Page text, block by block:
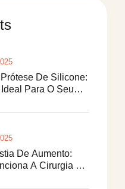
De Silicone:
Para O Seu
De Aumento:
A Cirurgia De